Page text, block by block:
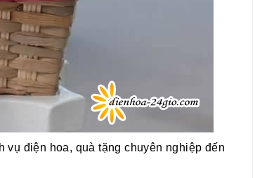
vụ điện hoa, quà tặng chuyên nghiệp đến